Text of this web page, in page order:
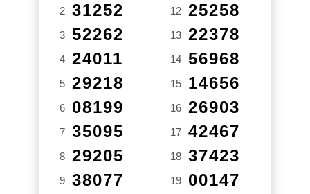
2 31252
3 52262
4 24011
5 29218
6 08199
7 35095
8 29205
9 38077
12 25258
13 22378
14 56968
15 14656
16 26903
17 42467
18 37423
19 00147